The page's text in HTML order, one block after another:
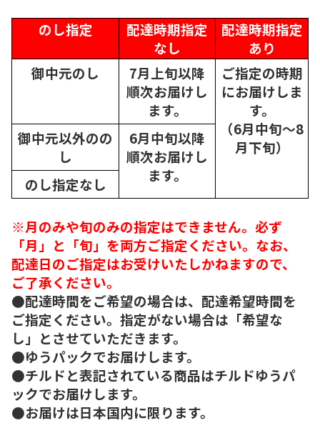
のし指定
配達時期指定
なし
配達時期指定
あり
御中元のし
7月上旬以降
順次お届けし
ます。
ご指定の時期
にお届けしま
す。
（6月中旬～8
月下旬）
御中元以外のの
し
6月中旬以降
順次お届けし
ます。
のし指定なし
※月のみや旬のみの指定はできません。必ず
「月」と「旬」を両方ご指定ください。なお、
配達日のご指定はお受けいたしかねますので、
ご了承ください。
●配達時間をご希望の場合は、配達希望時間を
ご指定ください。指定がない場合は「希望な
し」とさせていただきます。
●ゆうパックでお届けします。
●チルドと表記されている商品はチルドゆうパ
ックでお届けします。
●お届けは日本国内に限ります。